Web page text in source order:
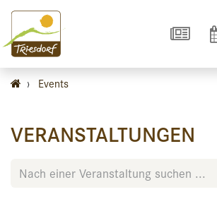
› Events
VERANSTALTUNGEN